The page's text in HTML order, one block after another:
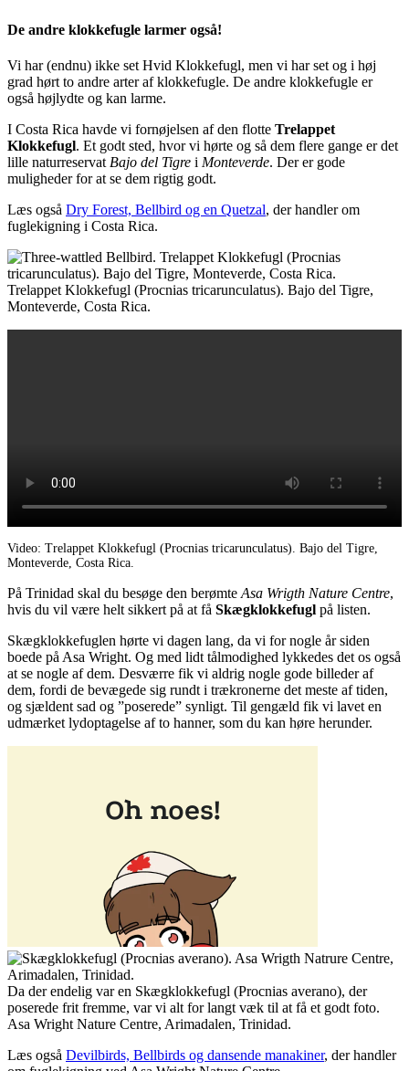
De andre klokkefugle larmer også!
Vi har (endnu) ikke set Hvid Klokkefugl, men vi har set og i høj
grad hørt to andre arter af klokkefugle. De andre klokkefugle er
også højlydte og kan larme.
I Costa Rica havde vi fornøjelsen af den flotte Trelappet
Klokkefugl. Et godt sted, hvor vi hørte og så dem flere gange er det
lille naturreservatBajo del Tigre i Monteverde. Der er gode
muligheder for at se dem rigtig godt.
Læs også Dry Forest, Bellbird og en Quetzal, der handler om
fuglekigning i Costa Rica.
Trelappet Klokkefugl (Procnias tricarunculatus). Bajo del Tigre,
Monteverde, Costa Rica.
Video: Trelappet Klokkefugl (Procnias tricarunculatus). Bajo del Tigre,
Monteverde, Costa Rica.
På Trinidad skal du besøge den berømteAsa Wrigth Nature Centre,
hvis du vil være helt sikkert på at få Skægklokkefugl på listen.
Skægklokkefuglen hørte vi dagen lang, da vi for nogle år siden
boede på Asa Wright. Og med lidt tålmodighed lykkedes det os også
at se nogle af dem. Desværre fik vi aldrig nogle gode billeder af
dem, fordi de bevægede sig rundt i trækronerne det meste af tiden,
og sjældent sad og ”poserede” synligt. Til gengæld fik vi lavet en
udmærket lydoptagelse af to hanner, som du kan høre herunder.
Da der endelig var en Skægklokkefugl (Procnias averano), der
poserede frit fremme, var vi alt for langt væk til at få et godt foto.
Asa Wright Nature Centre, Arimadalen, Trinidad.
Læs også Devilbirds, Bellbirds og dansende manakiner, der handler